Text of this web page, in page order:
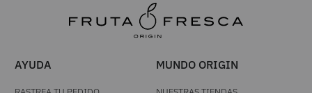
AYUDA MUNDO ORIGIN